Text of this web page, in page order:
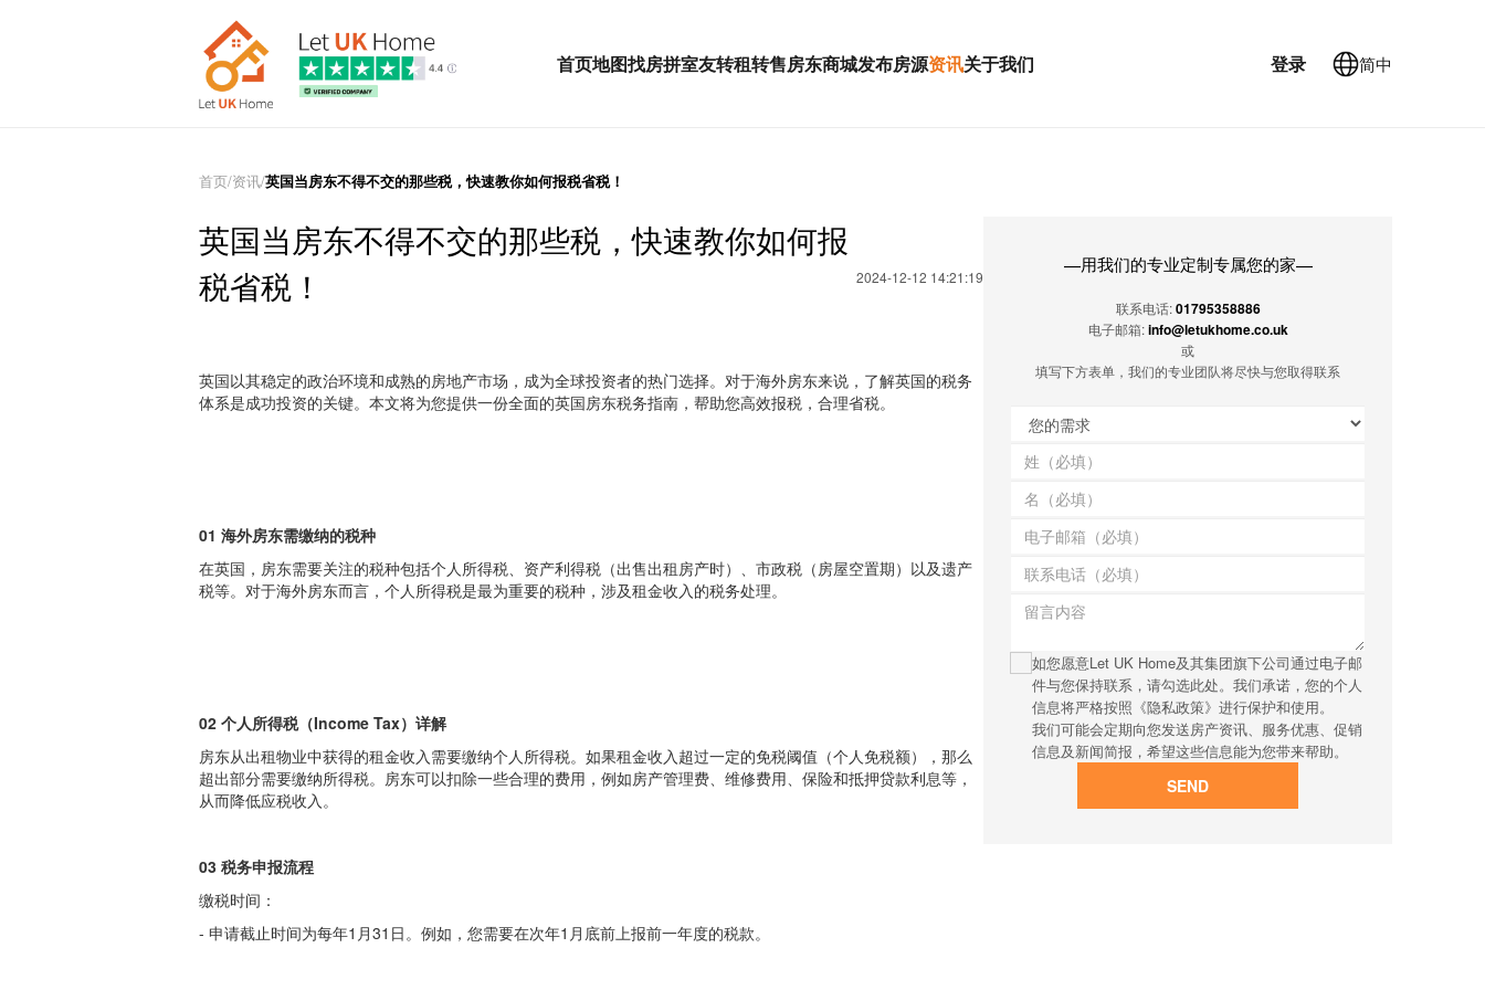
首页地图找房拼室友转租转售房东商城发布房源资讯关于我们 登录 简中
首页/资讯/英国当房东不得不交的那些税，快速教你如何报税省税！
英国当房东不得不交的那些税，快速教你如何报
税省税！
2024-12-12 14:21:19
英国以其稳定的政治环境和成熟的房地产市场，成为全球投资者的热门选择。对于海外房东来说，了解英国的税务
体系是成功投资的关键。本文将为您提供一份全面的英国房东税务指南，帮助您高效报税，合理省税。
01 海外房东需缴纳的税种
在英国，房东需要关注的税种包括个人所得税、资产利得税（出售出租房产时）、市政税（房屋空置期）以及遗产
税等。对于海外房东而言，个人所得税是最为重要的税种，涉及租金收入的税务处理。
02 个人所得税（Income Tax）详解
房东从出租物业中获得的租金收入需要缴纳个人所得税。如果租金收入超过一定的免税阈值（个人免税额），那么
超出部分需要缴纳所得税。房东可以扣除一些合理的费用，例如房产管理费、维修费用、保险和抵押贷款利息等，
从而降低应税收入。
03 税务申报流程
缴税时间：
- 申请截止时间为每年1月31日。例如，您需要在次年1月底前上报前一年度的税款。
—用我们的专业定制专属您的家—
联系电话:01795358886
电子邮箱:info@letukhome.co.uk
或
填写下方表单，我们的专业团队将尽快与您取得联系
如您愿意Let UK Home及其集团旗下公司通过电子邮
件与您保持联系，请勾选此处。我们承诺，您的个人
信息将严格按照《隐私政策》进行保护和使用。
我们可能会定期向您发送房产资讯、服务优惠、促销
信息及新闻简报，希望这些信息能为您带来帮助。
SEND